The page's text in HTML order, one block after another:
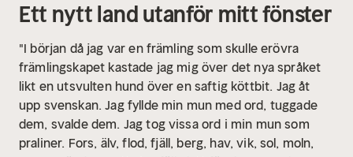
Ett nytt land utanför mitt fönster
"I början då jag var en främling som skulle erövra
främlingskapet kastade jag mig över det nya språket
likt en utsvulten hund över en saftig köttbit. Jag åt
upp svenskan. Jag fyllde min mun med ord, tuggade
dem, svalde dem. Jag tog vissa ord i min mun som
praliner. Fors, älv, flod, fjäll, berg, hav, vik, sol, moln,